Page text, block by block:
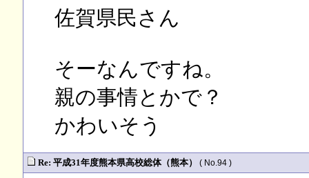
佐賀県民さん
そーなんですね。
親の事情とかで？
かわいそう
Re: 平成31年度熊本県高校総体（熊本） ( No.94 )